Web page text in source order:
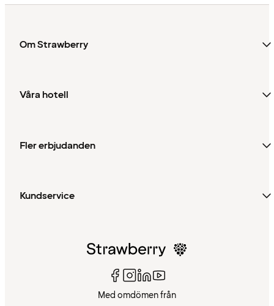
Om Strawberry
Våra hotell
Fler erbjudanden
Kundservice
Med omdömen från